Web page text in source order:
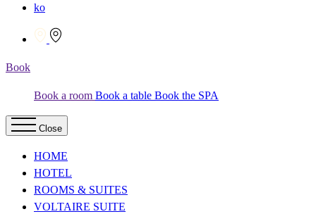
ko
Book
Book a room Book a table Book the SPA
Close
HOME
HOTEL
ROOMS & SUITES
VOLTAIRE SUITE